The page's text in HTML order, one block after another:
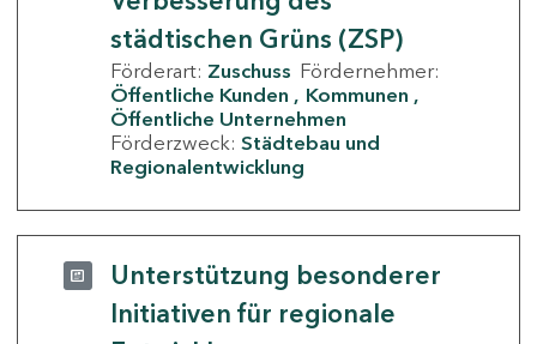
städtischen Grüns (ZSP)
Förderart: Zuschuss Fördernehmer:
Öffentliche Kunden
Kommunen
Öffentliche Unternehmen
Förderzweck: Städtebau und
Regionalentwicklung
Unterstützung besonderer
Initiativen für regionale